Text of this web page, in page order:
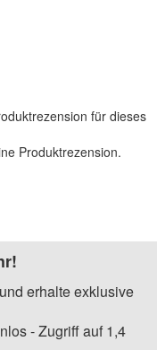
für dieses
Produktrezension.
erhalte exklusive
- Zugriff auf 1,4